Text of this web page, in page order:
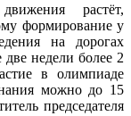
растёт,
формирование у
на дорогах
недели более 2
в олимпиаде
можно до 15
председателя